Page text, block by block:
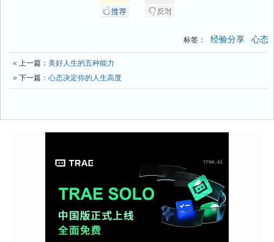
标签： 经验分享 心态
« 上一篇： 美好人生的五种能力
» 下一篇： 心态决定你的人生高度